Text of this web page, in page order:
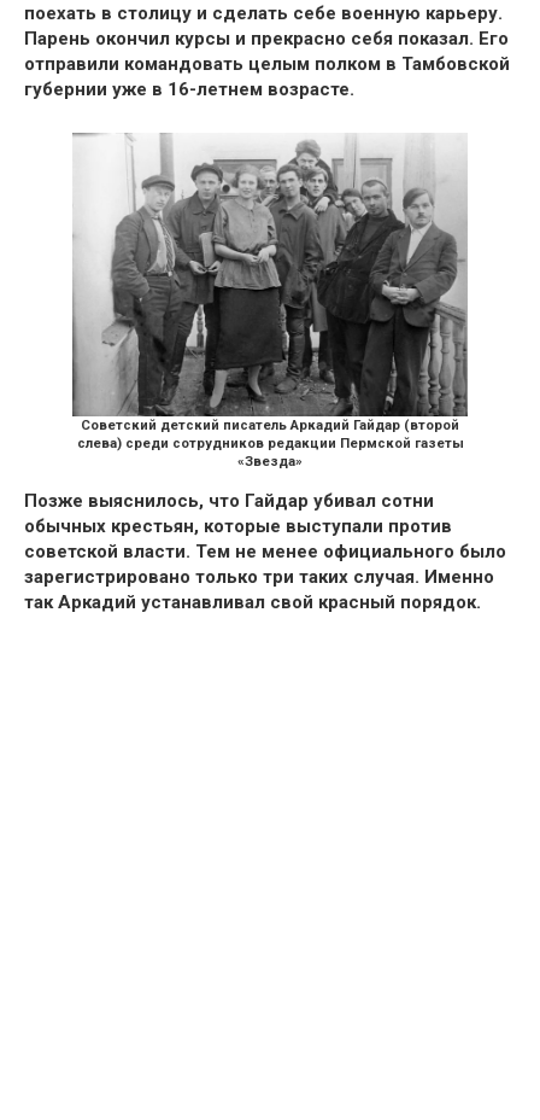
поехать в столицу и сделать себе военную карьеру.
Парень окончил курсы и прекрасно себя показал. Его
отправили командовать целым полком в Тамбовской
губернии уже в 16-летнем возрасте.
Советский детский писатель Аркадий Гайдар (второй
слева) среди сотрудников редакции Пермской газеты
«Звезда»
Позже выяснилось, что Гайдар yбивал сотни
обычных крестьян, которые выступали против
советской власти. Тем не менее официального было
зарегистрировано только три таких случая. Именно
так Аркадий устанавливал свой красный порядок.